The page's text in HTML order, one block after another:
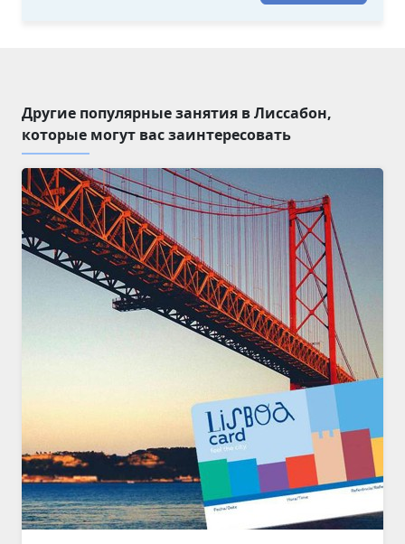
Другие популярные занятия в Лиссабон,
которые могут вас заинтересовать